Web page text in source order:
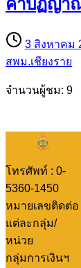
3 สิงหาคม
สพม.เชียงราย
จำนวนผู้ชม: 9
โทรศัพท์ : 0-
5360-1450
หมายเลขติดต่อ
แต่ละกลุ่ม/
หน่วย
กลุ่มการเงินฯ